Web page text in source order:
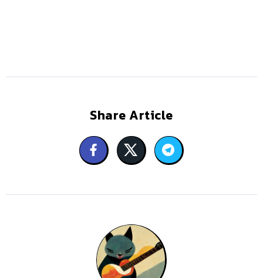
Share Article